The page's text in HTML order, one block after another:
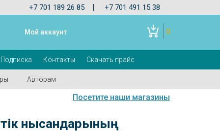
+7 701 189 26 85 | +7 701 491 15 38
Мой аккаунт 0
Подписка Контакты Скачать прайс
Авторам
Посетите наши магазины
нысандарының